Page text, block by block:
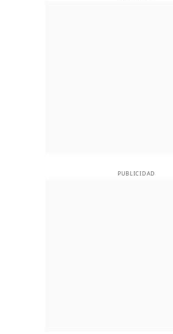
PUBLICIDAD